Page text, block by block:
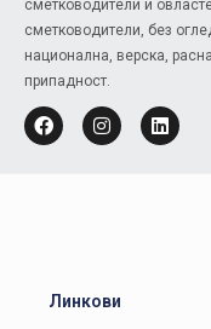
сметководители и
сметководители, без
национална, верска,
припадност.
Линкови